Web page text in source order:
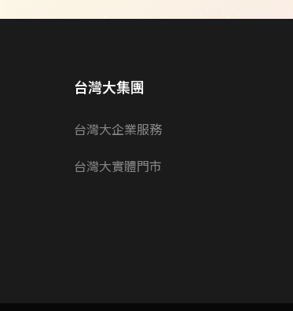
台灣大集團
台灣大企業服務
台灣大實體門市